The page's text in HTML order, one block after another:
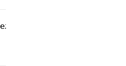
podnośnikowych z